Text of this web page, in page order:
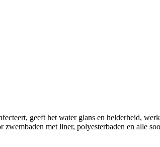
geeft het water glans en helderheid,
met liner, polyesterbaden en alle